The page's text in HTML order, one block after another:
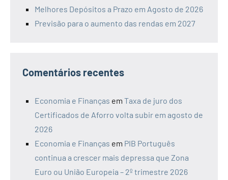
Melhores Depósitos a Prazo em Agosto de 2026
Previsão para o aumento das rendas em 2027
Comentários recentes
Economia e Finanças em Taxa de juro dos
Certificados de Aforro volta subir em agosto de
2026
Economia e Finanças em PIB Português
continua a crescer mais depressa que Zona
Euro ou União Europeia – 2º trimestre 2026